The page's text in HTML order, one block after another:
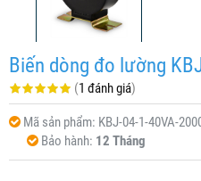
Biến dòng đo lường
(1 đánh giá)
Mã sản phẩm: KBJ-04-1-40VA-
Bảo hành: 12 Tháng